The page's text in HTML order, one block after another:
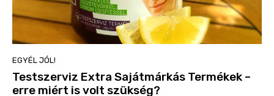
EGYÉL JÓL!
Testszerviz Extra Sajátmárkás Termékek –
erre miért is volt szükség?